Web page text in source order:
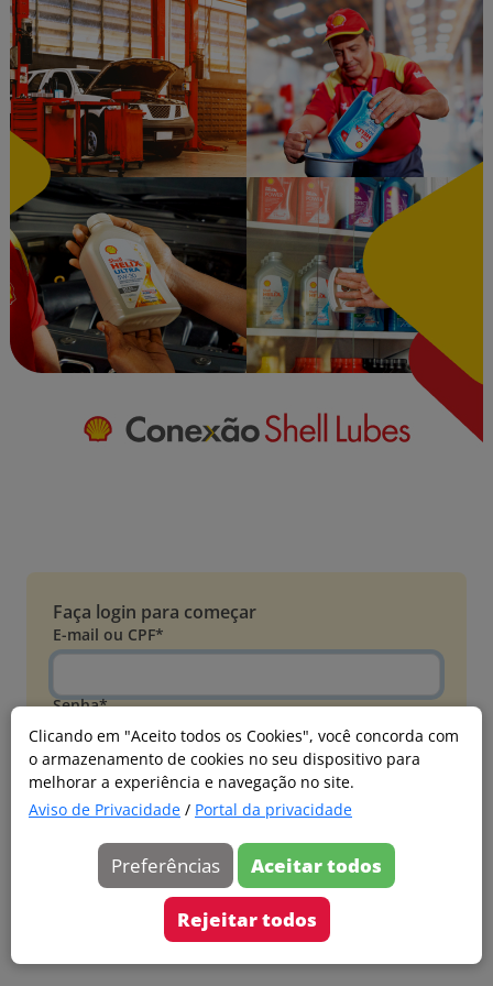
Clicando em "Aceito todos os Cookies", você concorda com
o armazenamento de cookies no seu dispositivo para
melhorar a experiência e navegação no site.
Aviso de Privacidade / Portal da privacidade
Preferências Aceitar todos
Rejeitar todos
Faça login para começar
E-mail ou CPF*
Senha*
Esqueci minha senha
Entrar
Acessar com Microsoft
Ainda não faz parte?
Cadastre-se
Versão 20260805.7